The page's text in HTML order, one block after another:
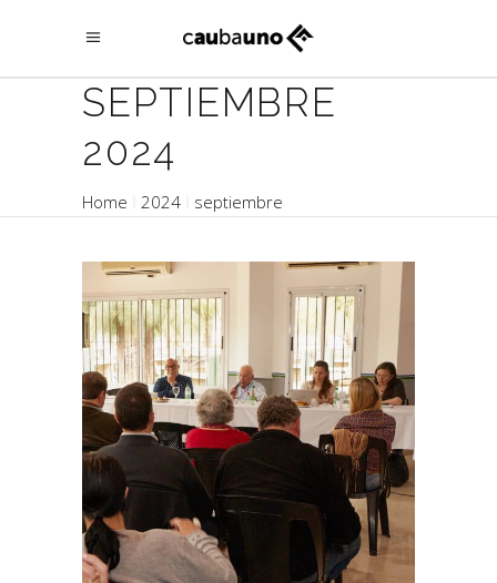
SEPTIEMBRE
2024
Home 2024 septiembre